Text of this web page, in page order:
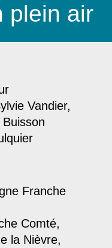
plein air
Vandier,
Buisson
Franche
Comté,
la Nièvre,